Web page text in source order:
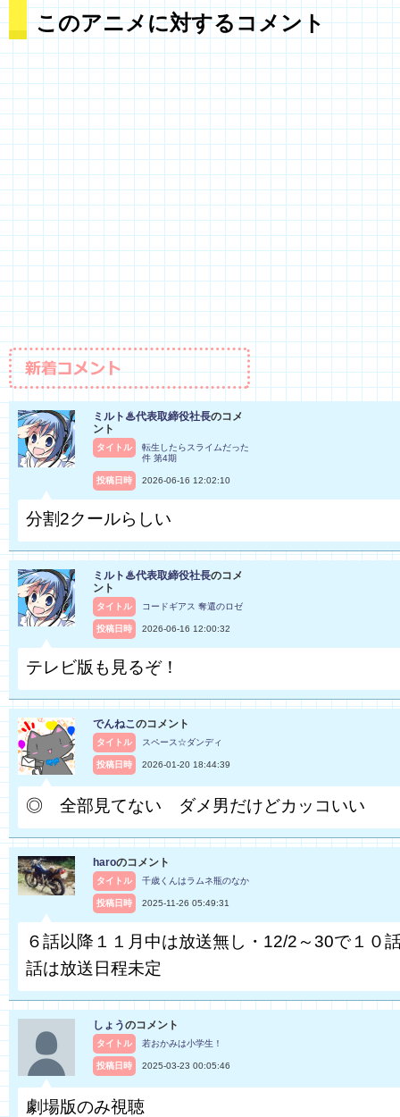
このアニメに対するコメント
ミルト♨代表取締役社長のコメ
ント
タイトル
転生したらスライムだった
件 第4期
投稿日時 2026-06-16 12:02:10
分割2クールらしい
ミルト♨代表取締役社長のコメ
ント
タイトル コードギアス 奪還のロゼ
投稿日時 2026-06-16 12:00:32
テレビ版も見るぞ！
でんねこのコメント
タイトル スペース☆ダンディ
投稿日時 2026-01-20 18:44:39
◎ 全部見てない ダメ男だけどカッコいい
haroのコメント
タイトル 千歳くんはラムネ瓶のなか
投稿日時 2025-11-26 05:49:31
６話以降１１月中は放送無し・12/2～30で１０
話は放送日程未定
しょうのコメント
タイトル 若おかみは小学生！
投稿日時 2025-03-23 00:05:46
劇場版のみ視聴